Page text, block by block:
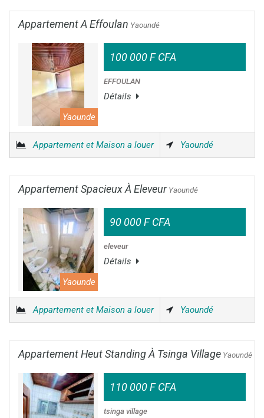
Appartement A Effoulan Yaoundé
Yaounde
100 000 F CFA
EFFOULAN
Détails
Appartement et Maison a louer Yaoundé
Appartement Spacieux À EleveurYaoundé
Yaounde
90 000 F CFA
eleveur
Détails
Appartement et Maison a louer Yaoundé
Appartement Heut Standing À Tsinga Village Yaoundé
110 000 F CFA
tsinga village